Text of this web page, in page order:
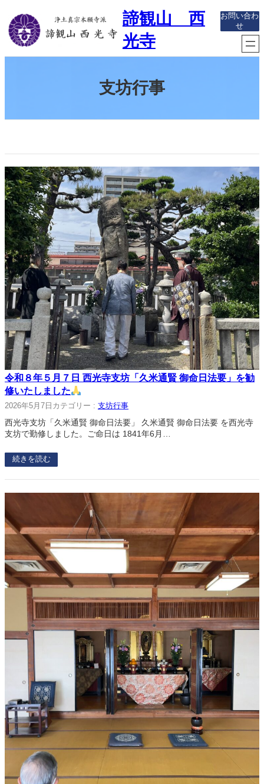
容
を
ス
キ
諦観山 西
光寺
お問い合わ
せ
支坊行事
令和８年５月７日 西光寺支坊「久米通賢 御命日法要」を勧
修いたしました
2026年5月7日 カテゴリー : 支坊行事
西光寺支坊「久米通賢 御命日法要」 久米通賢 御命日法要 を西光寺
支坊で勤修しました。ご命日は 1841年6月…
続きを読む